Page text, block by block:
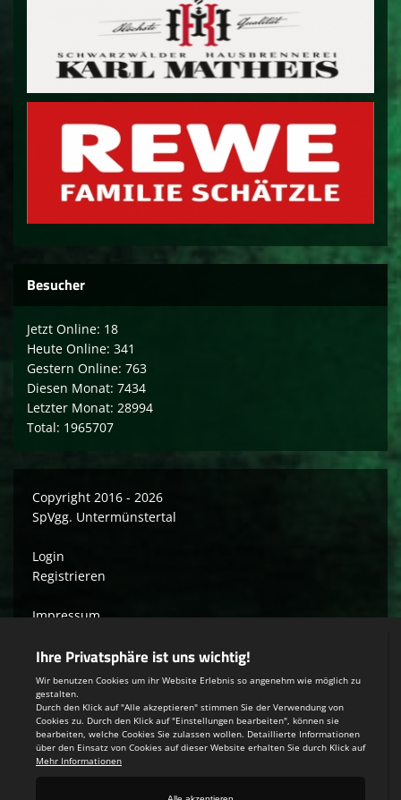
Besucher
Jetzt Online: 18
Heute Online: 341
Gestern Online: 763
Diesen Monat: 7434
Letzter Monat: 28994
Total: 1965707
Copyright 2016 - 2026
SpVgg. Untermünstertal
Login
Registrieren
Impressum
Teamsports 2
Dein Sportverein online